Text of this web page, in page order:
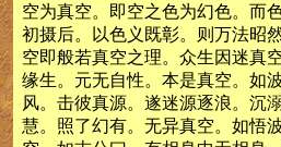
空为真空。即空之色为幻色。而
初摄后。以色义既彰。则万法昭
空即般若真空之理。众生因迷真
缘生。元无自性。本是真空。如
风。击彼真源。遂迷源逐浪。沉
慧。照了幻有。无异真空。如悟